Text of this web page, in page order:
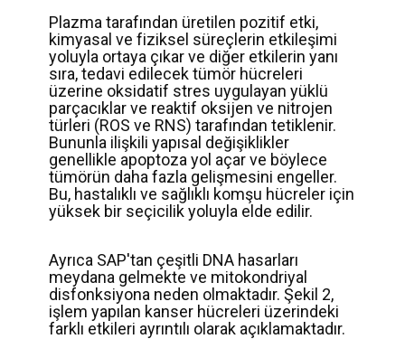
Plazma tarafından üretilen pozitif etki,
kimyasal ve fiziksel süreçlerin etkileşimi
yoluyla ortaya çıkar ve diğer etkilerin yanı
sıra, tedavi edilecek tümör hücreleri
üzerine oksidatif stres uygulayan yüklü
parçacıklar ve reaktif oksijen ve nitrojen
türleri (ROS ve RNS) tarafından tetiklenir.
Bununla ilişkili yapısal değişiklikler
genellikle apoptoza yol açar ve böylece
tümörün daha fazla gelişmesini engeller.
Bu, hastalıklı ve sağlıklı komşu hücreler için
yüksek bir seçicilik yoluyla elde edilir.
Ayrıca SAP'tan çeşitli DNA hasarları
meydana gelmekte ve mitokondriyal
disfonksiyona neden olmaktadır. Şekil 2,
işlem yapılan kanser hücreleri üzerindeki
farklı etkileri ayrıntılı olarak açıklamaktadır.